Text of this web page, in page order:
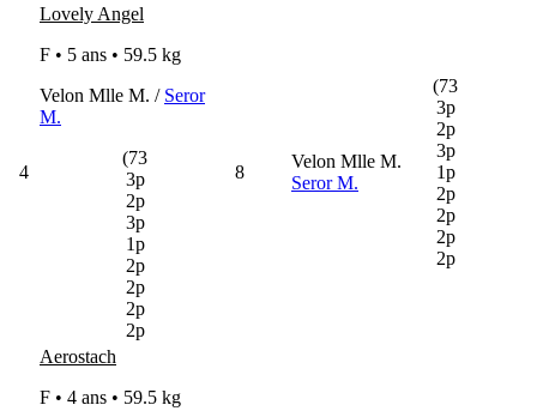
4
Lovely Angel
F • 5 ans • 59.5 kg
Velon Mlle M. / Seror
M.
(73
3p
2p
3p
1p
2p
2p
2p
2p
8
Velon Mlle M.
Seror M.
(73
3p
2p
3p
1p
2p
2p
2p
2p
Aerostach
F • 4 ans • 59.5 kg